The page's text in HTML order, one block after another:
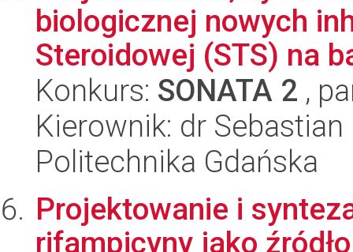
biologicznej nowych
Steroidowej (STS) na
Konkurs: SONATA 2 ,
Kierownik: dr
Politechnika Gdańska
Projektowanie i
rifampicyny jako